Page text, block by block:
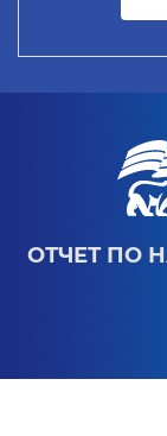
ОТЧЕТ ПО